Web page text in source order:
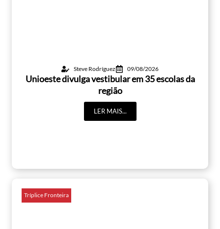
Steve Rodríguez 09/08/2026
Unioeste divulga vestibular em 35 escolas da
região
LER MAIS...
Tríplice Fronteira